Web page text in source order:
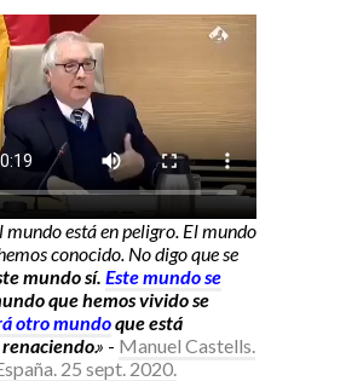
mundo está en peligro. El mundo
conocido. No digo que se
mundo sí. Este mundo se
que hemos vivido se
otro mundoque está
.» - Manuel Castells.
25 sept. 2020.